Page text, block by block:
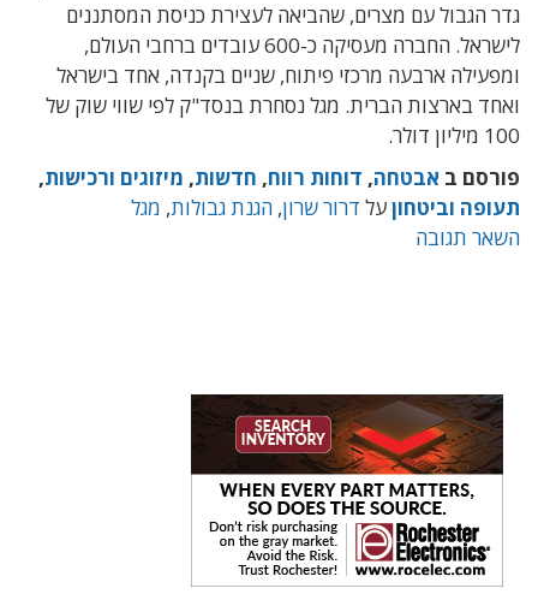
גדר הגבול עם מצרים, שהביאה לעצירת כניסת המסתננים
לישראל. החברה מעסיקה כ-600 עובדים ברחבי העולם,
ומפעילה ארבעה מרכזי פיתוח, שניים בקנדה, אחד בישראל
ואחד בארצות הברית. מגל נסחרת בנסד"ק לפי שווי שוק של
100 מיליון דולר.
פורסם ב אבטחה, דוחות רווח, חדשות, מיזוגים ורכישות,
תעופה וביטחוןעל דרור שרון, הגנת גבולות, מגל
השאר תגובה